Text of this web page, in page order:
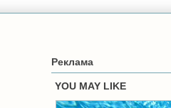
Реклама